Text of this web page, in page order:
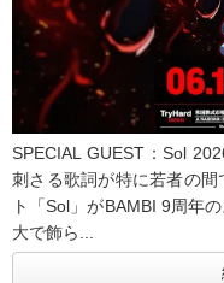
SPECIAL GUEST：Sol
刺さる歌詞が特に若者の
ト「Sol」がBAMBI 9周年
大で飾ら...